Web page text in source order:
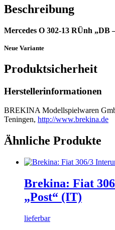
Beschreibung
Mercedes O 302-13 RÜnh „DB
Neue Variante
Produktsicherheit
Herstellerinformationen
BREKINA Modellspielwaren
Teningen, http://www.brekina.de
Ähnliche Produkte
Brekina: Fiat
„Post“ (IT)
lieferbar